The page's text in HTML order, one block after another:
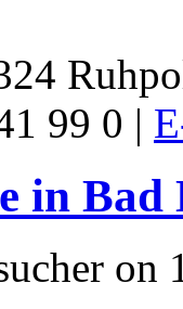
99 0 |
in Bad
on